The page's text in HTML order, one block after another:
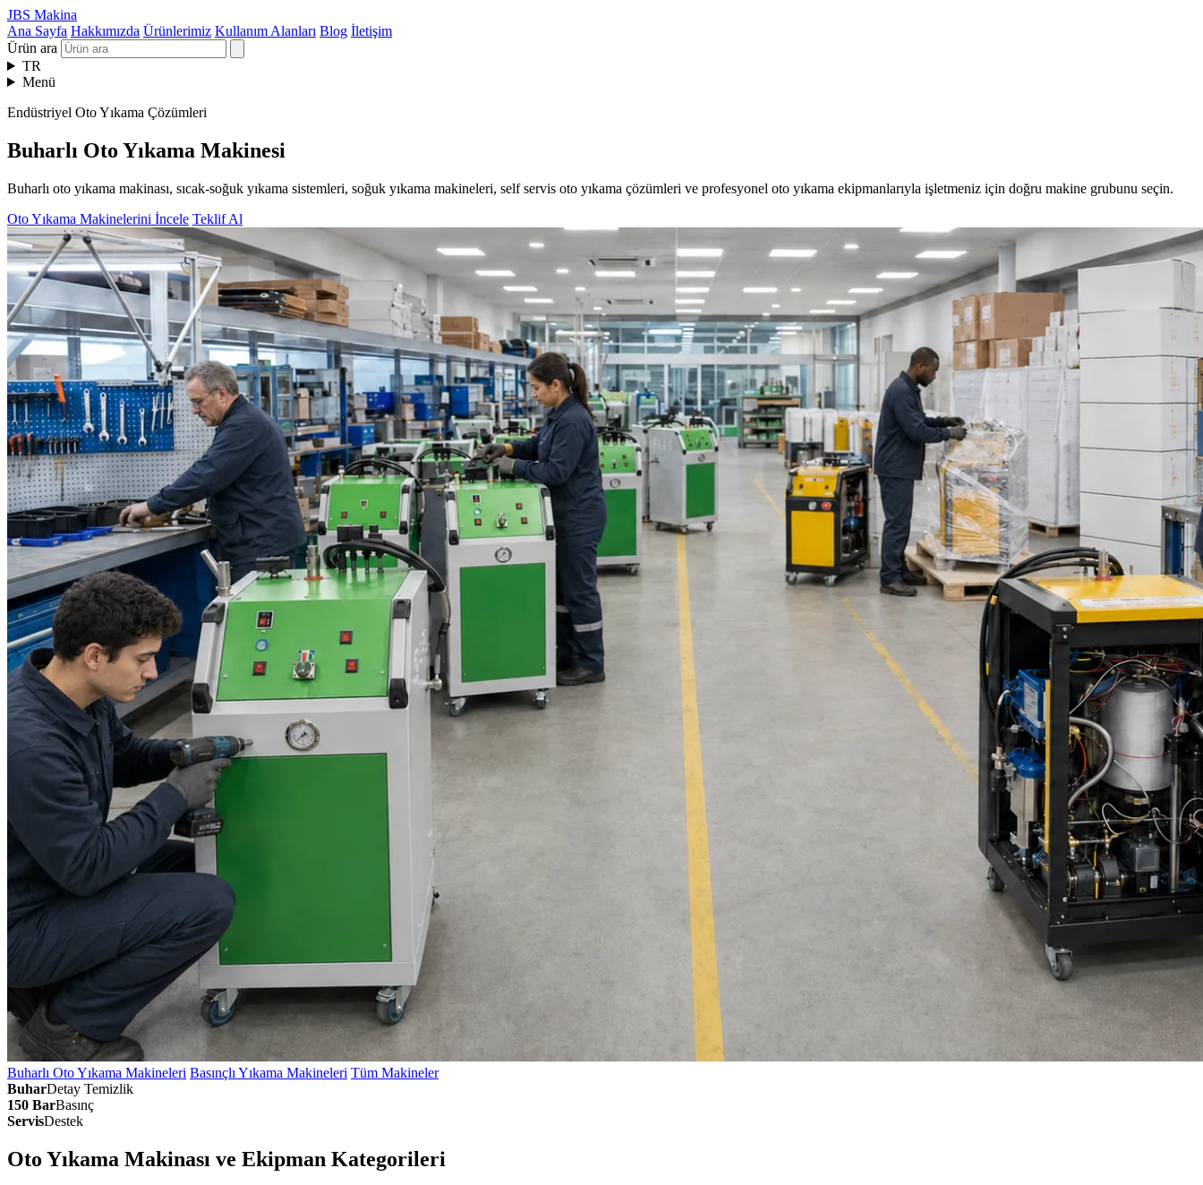
JBS Makina
Ana Sayfa Hakkımızda Ürünlerimiz Kullanım Alanları Blog İletişim
Ürün ara
TR
Menü
Endüstriyel Oto Yıkama Çözümleri
Buharlı Oto Yıkama Makinesi
Buharlı oto yıkama makinası, sıcak-soğuk yıkama sistemleri, soğuk yıkama makineleri, self servis oto yıkama çözümleri ve profesyonel oto yıkama ekipmanlarıyla işletmeniz için doğru makine grubunu seçin.
Oto Yıkama Makinelerini İncele Teklif Al
Buharlı Oto Yıkama Makineleri Basınçlı Yıkama Makineleri Tüm Makineler
BuharDetay Temizlik
150 BarBasınç
ServisDestek
Oto Yıkama Makinası ve Ekipman Kategorileri